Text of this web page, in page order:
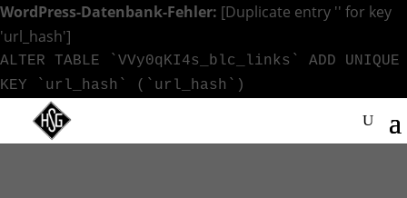
WordPress-Datenbank-Fehler: [Duplicate entry '' for key
'url_hash']
ALTER TABLE `VVy0qKI4s_blc_links` ADD UNIQUE
KEY `url_hash` (`url_hash`)